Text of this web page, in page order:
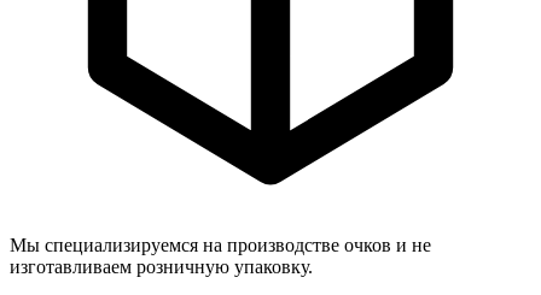
Мы специализируемся на производстве очков и не
изготавливаем розничную упаковку.